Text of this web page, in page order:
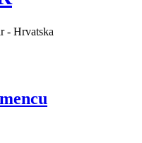
- Hrvatska